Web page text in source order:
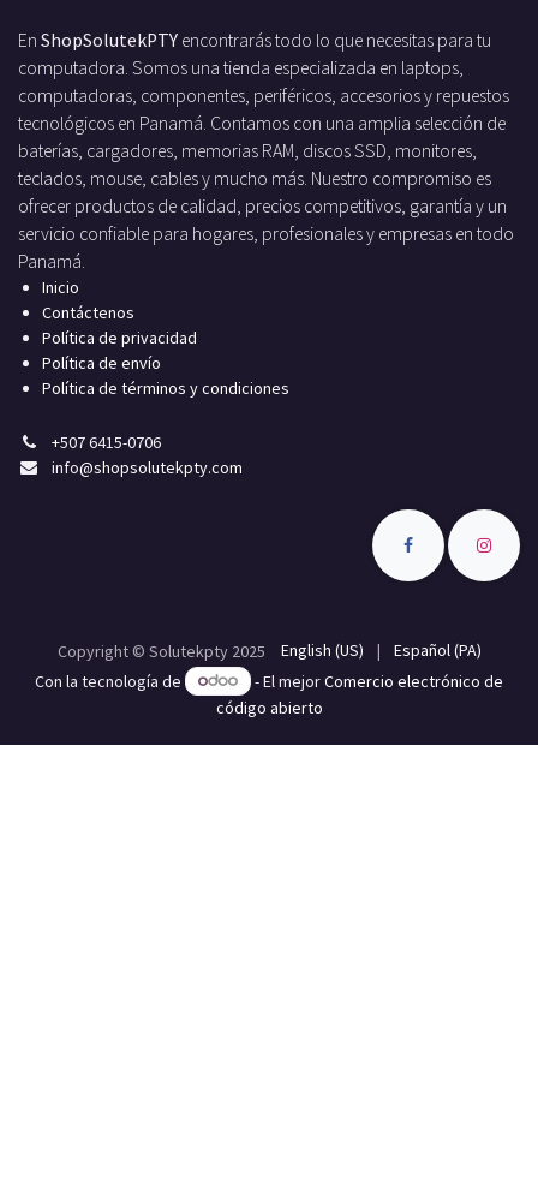
En ShopSolutekPTY encontrarás todo lo que necesitas para tu
computadora. Somos una tienda especializada en laptops,
computadoras, componentes, periféricos, accesorios y repuestos
tecnológicos en Panamá. Contamos con una amplia selección de
baterías, cargadores, memorias RAM, discos SSD, monitores,
teclados, mouse, cables y mucho más. Nuestro compromiso es
ofrecer productos de calidad, precios competitivos, garantía y un
servicio confiable para hogares, profesionales y empresas en todo
Panamá.
Inicio
Contáctenos
Política de privacidad
Política de envío
Política de términos y condiciones
+507 6415-0706
info@shopsolutekpty.com
Copyright © Solutekpty 2025 English (US) |
Español (PA)
Con la tecnología de
- El mejorComercio electrónico de
código abierto